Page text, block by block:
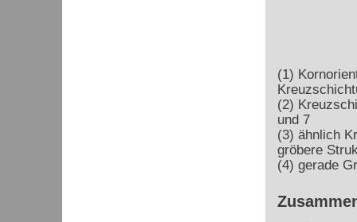
(1)
(2)
und 7
(3) ähnlich
gröbere
(4) gerade